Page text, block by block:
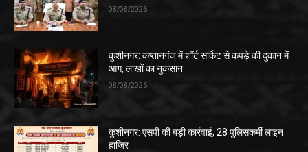
08/08/2026
कुशीनगर: कप्तानगंज में शॉर्ट सर्किट से कपड़े की दुकान में
आग, लाखों का नुकसान
08/08/2026
कुशीनगर: एसपी की बड़ी कार्रवाई, 28 पुलिसकर्मी लाइन
हाजिर